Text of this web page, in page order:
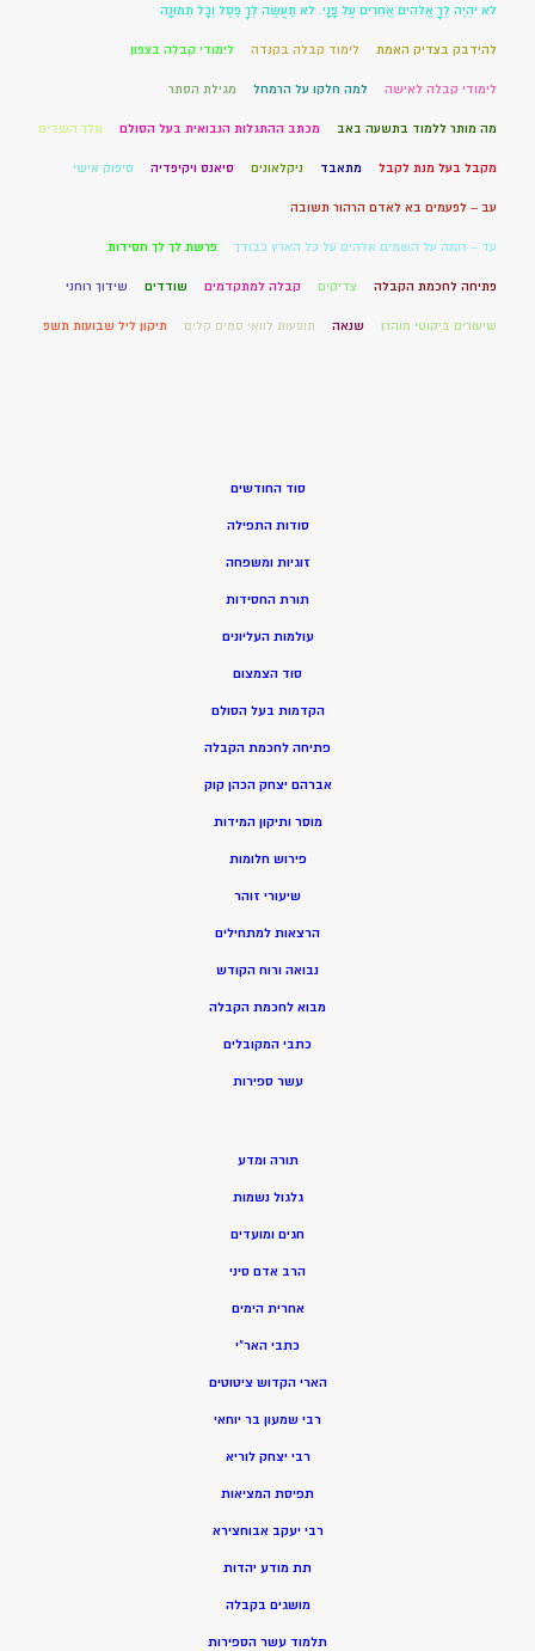
לֹא יִהְיֶה לְךָ אֱלֹהִים אֲחֵרִים עַל פָּנָי. לֹא תַעֲשֶׂה לְךָ פֶסֶל וְכָל תְּמוּנָה
להידבק בצדיק האמת לימוד קבלה בקנדה לימודי קבלה בצפון
לימודי קבלה לאישה למה חלקו על הרמחל מגילת הסתר
מה מותר ללמוד בתשעה באב מכתב ההתגלות הנבואית בעל הסולם מלך השדים
מקבל בעל מנת לקבל מתאבד ניקלאונים סיאנס ויקיפדיה סיפוק אישי
עב – לפעמים בא לאדם הרהור תשובה
עד – רומה על השמים אלהים על כל הארץ כבודך פרשת לך לך חסידות
פתיחה לחכמת הקבלה צדיקים קבלה למתקדמים שודדים שידוך רוחני
שיעורים ביקוטי מוהרן שנאה תופעות לוואי סמים קלים תיקון ליל שבועות תשפ
סוד החודשים
סודות התפילה
זוגיות ומשפחה
תורת החסידות
עולמות העליונים
סוד הצמצום
הקדמות בעל הסולם
פתיחה לחכמת הקבלה
אברהם יצחק הכהן קוק
מוסר ותיקון המידות
פירוש חלומות
שיעורי זוהר
הרצאות למתחילים
נבואה ורוח הקודש
מבוא לחכמת הקבלה
כתבי המקובלים
עשר ספירות
תורה ומדע
גלגול נשמות
חגים ומועדים
הרב אדם סיני
אחרית הימים
כתבי האר”י
הארי הקדוש ציטוטים
רבי שמעון בר יוחאי
רבי יצחק לוריא
תפיסת המציאות
רבי יעקב אבוחצירא
תת מודע יהדות
מושגים בקבלה
תלמוד עשר הספירות